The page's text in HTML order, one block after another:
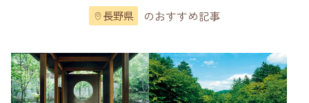
長野県 のおすすめ記事